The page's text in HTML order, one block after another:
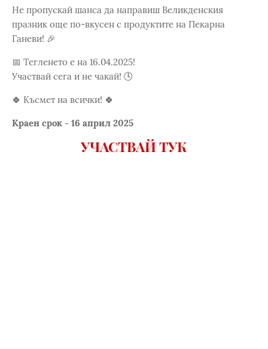
Не пропускай шанса да направиш Великденския
празник още по-вкусен с продуктите на Пекарна
Ганеви! 🎉
📅 Тегленето е на 16.04.2025!
Участвай сега и не чакай! 🕓
🍀 Късмет на всички! 🍀
Краен срок - 16 април 2025
УЧАСТВАЙ ТУК